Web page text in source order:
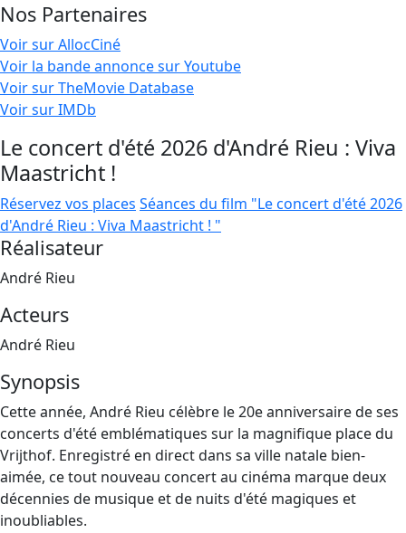
Nos Partenaires
Voir sur AllocCiné
Voir la bande annonce sur Youtube
Voir sur TheMovie Database
Voir sur IMDb
Le concert d'été 2026 d'André Rieu : Viva
Maastricht !
Réservez vos places Séances du film "Le concert d'été 2026
d'André Rieu : Viva Maastricht ! "
Réalisateur
André Rieu
Acteurs
André Rieu
Synopsis
Cette année, André Rieu célèbre le 20e anniversaire de ses
concerts d'été emblématiques sur la magnifique place du
Vrijthof. Enregistré en direct dans sa ville natale bien-
aimée, ce tout nouveau concert au cinéma marque deux
décennies de musique et de nuits d'été magiques et
inoubliables.